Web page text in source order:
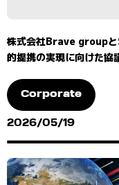
株式会社Brave groupと
的提携の実現に向けた協
Corporate
2026/05/19